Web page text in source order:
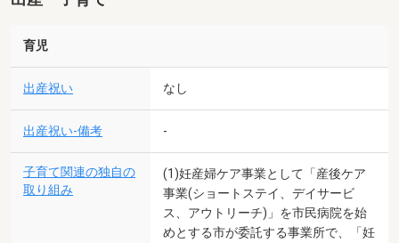
育児
出産祝い なし
出産祝い-備考 -
子育て関連の独自の
取り組み
(1)妊産婦ケア事業として「産後ケア
事業(ショートステイ、デイサービ
ス、アウトリーチ)」を市民病院を始
めとする市が委託する事業所で、「妊